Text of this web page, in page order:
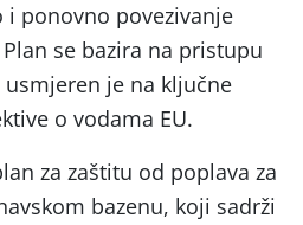
ponovno povezivanje
se bazira na pristupu
usmjeren je na ključne
o vodama EU.
za zaštitu od poplava za
bazenu, koji sadrži